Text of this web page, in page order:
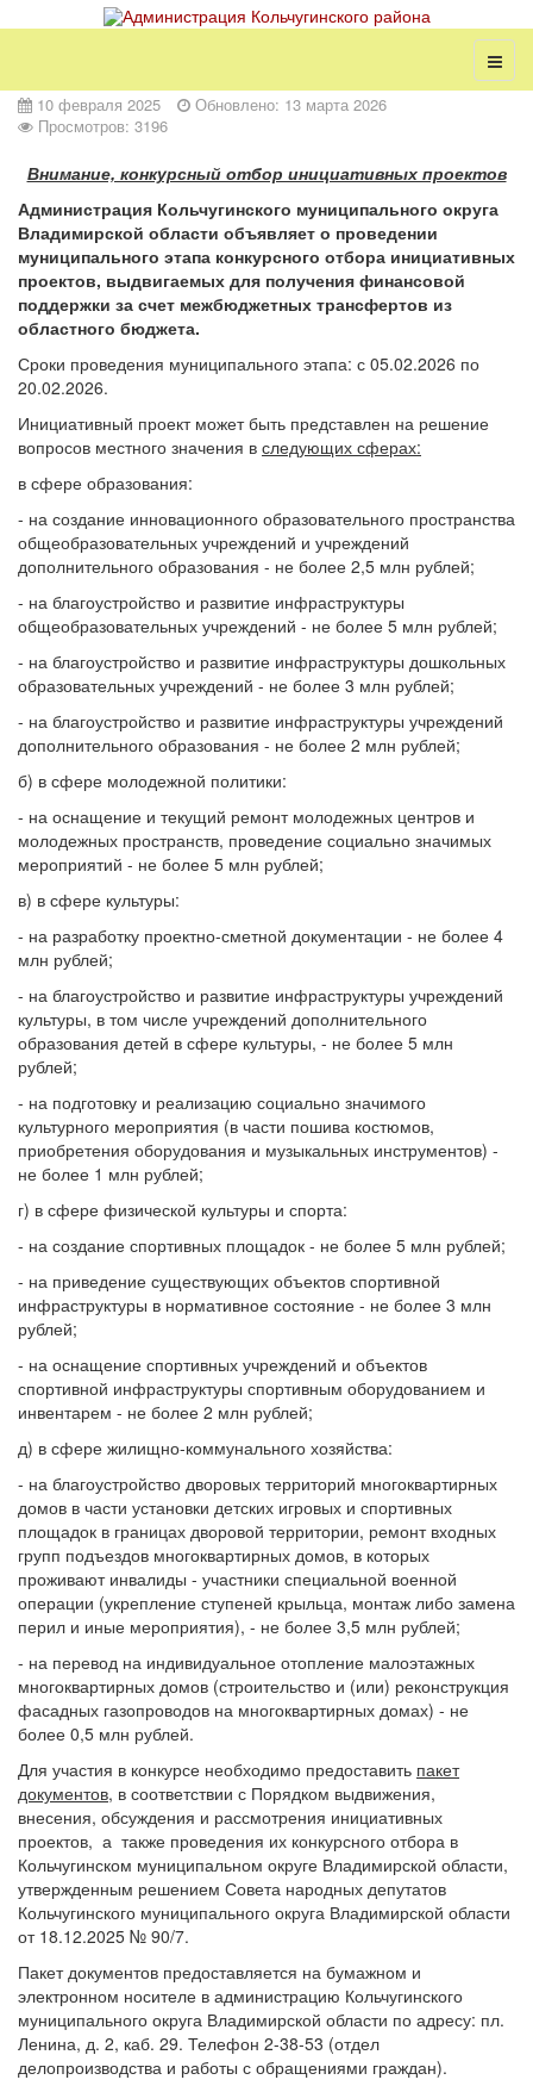
10 февраля 2025
Обновлено: 13 марта 2026
Просмотров: 3196
Внимание, конкурсный отбор инициативных проектов
Администрация Кольчугинского муниципального округа
Владимирской области объявляет о проведении
муниципального этапа конкурсного отбора инициативных
проектов, выдвигаемых для получения финансовой
поддержки за счет межбюджетных трансфертов из
областного бюджета.
Сроки проведения муниципального этапа: с 05.02.2026 по
20.02.2026.
Инициативный проект может быть представлен на решение
вопросов местного значения в следующих сферах:
в сфере образования:
- на создание инновационного образовательного пространства
общеобразовательных учреждений и учреждений
дополнительного образования - не более 2,5 млн рублей;
- на благоустройство и развитие инфраструктуры
общеобразовательных учреждений - не более 5 млн рублей;
- на благоустройство и развитие инфраструктуры дошкольных
образовательных учреждений - не более 3 млн рублей;
- на благоустройство и развитие инфраструктуры учреждений
дополнительного образования - не более 2 млн рублей;
б) в сфере молодежной политики:
- на оснащение и текущий ремонт молодежных центров и
молодежных пространств, проведение социально значимых
мероприятий - не более 5 млн рублей;
в) в сфере культуры:
- на разработку проектно-сметной документации - не более 4
млн рублей;
- на благоустройство и развитие инфраструктуры учреждений
культуры, в том числе учреждений дополнительного
образования детей в сфере культуры, - не более 5 млн
рублей;
- на подготовку и реализацию социально значимого
культурного мероприятия (в части пошива костюмов,
приобретения оборудования и музыкальных инструментов) -
не более 1 млн рублей;
г) в сфере физической культуры и спорта:
- на создание спортивных площадок - не более 5 млн рублей;
- на приведение существующих объектов спортивной
инфраструктуры в нормативное состояние - не более 3 млн
рублей;
- на оснащение спортивных учреждений и объектов
спортивной инфраструктуры спортивным оборудованием и
инвентарем - не более 2 млн рублей;
д) в сфере жилищно-коммунального хозяйства:
- на благоустройство дворовых территорий многоквартирных
домов в части установки детских игровых и спортивных
площадок в границах дворовой территории, ремонт входных
групп подъездов многоквартирных домов, в которых
проживают инвалиды - участники специальной военной
операции (укрепление ступеней крыльца, монтаж либо замена
перил и иные мероприятия), - не более 3,5 млн рублей;
- на перевод на индивидуальное отопление малоэтажных
многоквартирных домов (строительство и (или) реконструкция
фасадных газопроводов на многоквартирных домах) - не
более 0,5 млн рублей.
Для участия в конкурсе необходимо предоставить пакет
документов, в соответствии с Порядком выдвижения,
внесения, обсуждения и рассмотрения инициативных
проектов, а также проведения их конкурсного отбора в
Кольчугинском муниципальном округе Владимирской области,
утвержденным решением Совета народных депутатов
Кольчугинского муниципального округа Владимирской области
от 18.12.2025 № 90/7.
Пакет документов предоставляется на бумажном и
электронном носителе в администрацию Кольчугинского
муниципального округа Владимирской области по адресу: пл.
Ленина, д. 2, каб. 29. Телефон 2-38-53 (отдел
делопроизводства и работы с обращениями граждан).